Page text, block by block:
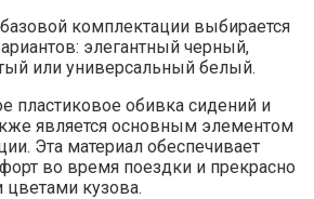
комплектации выбирается
элегантный черный,
или универсальный белый.
пластиковое обивка сидений и
является основным элементом
Эта материал обеспечивает
во время поездки и прекрасно
цветами кузова.